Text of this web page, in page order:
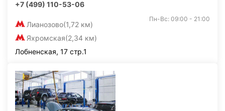
+7 (499) 110-53-06
Лианозово(1,72 км)
Яхромская(2,34 км)
Пн-Вс: 09:00 - 21:00
Лобненская, 17 стр.1